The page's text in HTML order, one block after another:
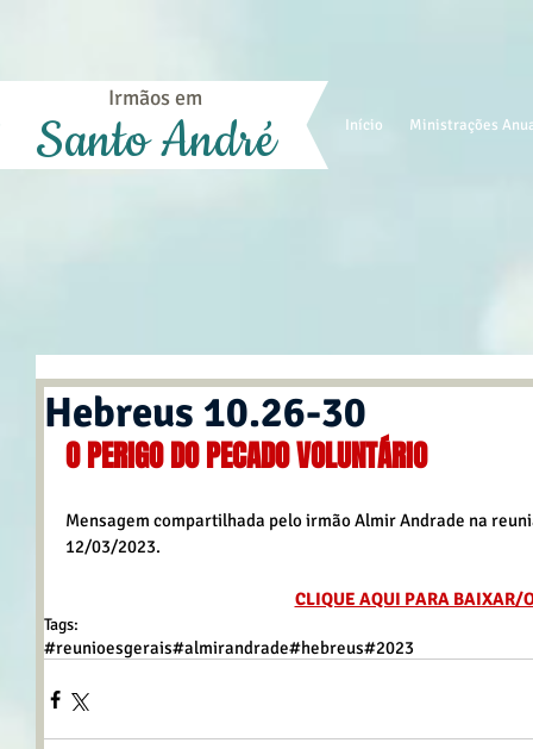
Início Ministrações
Irmãos em
Santo André
Hebreus 10.26-30
O PERIGO DO PECADO VOLUNTÁRIO
Mensagem compartilhada pelo irmão Almir Andrade na
12/03/2023.
CLIQUE AQUI PARA BAIXAR/
Tags:
#reunioesgerais#almirandrade#hebreus#2023